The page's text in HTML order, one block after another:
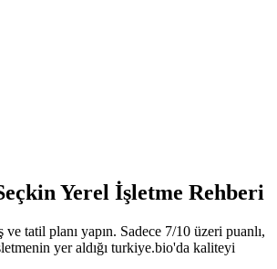
Yerel İşletme Rehberi
tatil planı yapın. Sadece 7/10 üzeri puanlı,
yer aldığı turkiye.bio'da kaliteyi